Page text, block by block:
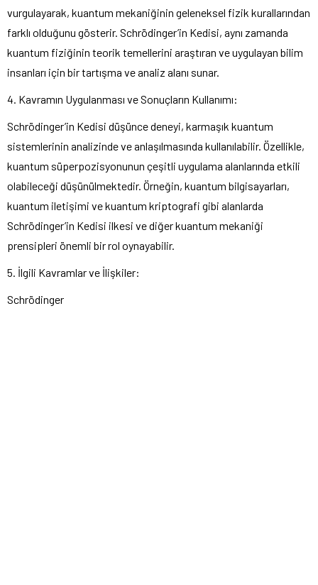
vurgulayarak, kuantum mekaniğinin geleneksel fizik kurallarından
farklı olduğunu gösterir. Schrödinger’in Kedisi, aynı zamanda
kuantum fiziğinin teorik temellerini araştıran ve uygulayan bilim
insanları için bir tartışma ve analiz alanı sunar.
4. Kavramın Uygulanması ve Sonuçların Kullanımı:
Schrödinger’in Kedisi düşünce deneyi, karmaşık kuantum
sistemlerinin analizinde ve anlaşılmasında kullanılabilir. Özellikle,
kuantum süperpozisyonunun çeşitli uygulama alanlarında etkili
olabileceği düşünülmektedir. Örneğin, kuantum bilgisayarları,
kuantum iletişimi ve kuantum kriptografi gibi alanlarda
Schrödinger’in Kedisi ilkesi ve diğer kuantum mekaniği
prensipleri önemli bir rol oynayabilir.
5. İlgili Kavramlar ve İlişkiler:
Schrödinger